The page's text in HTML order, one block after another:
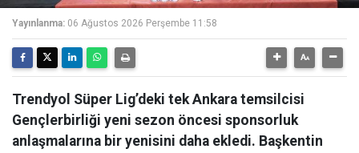
Yayınlanma: 06 Ağustos 2026 Perşembe 11:58
Trendyol Süper Lig’deki tek Ankara temsilcisi
Gençlerbirliği yeni sezon öncesi sponsorluk
anlaşmalarına bir yenisini daha ekledi. Başkentin